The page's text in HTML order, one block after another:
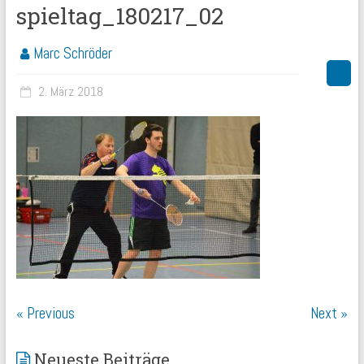
spieltag_180217_02
Marc Schröder
2. März 2018
« Previous Next »
Neueste Beiträge